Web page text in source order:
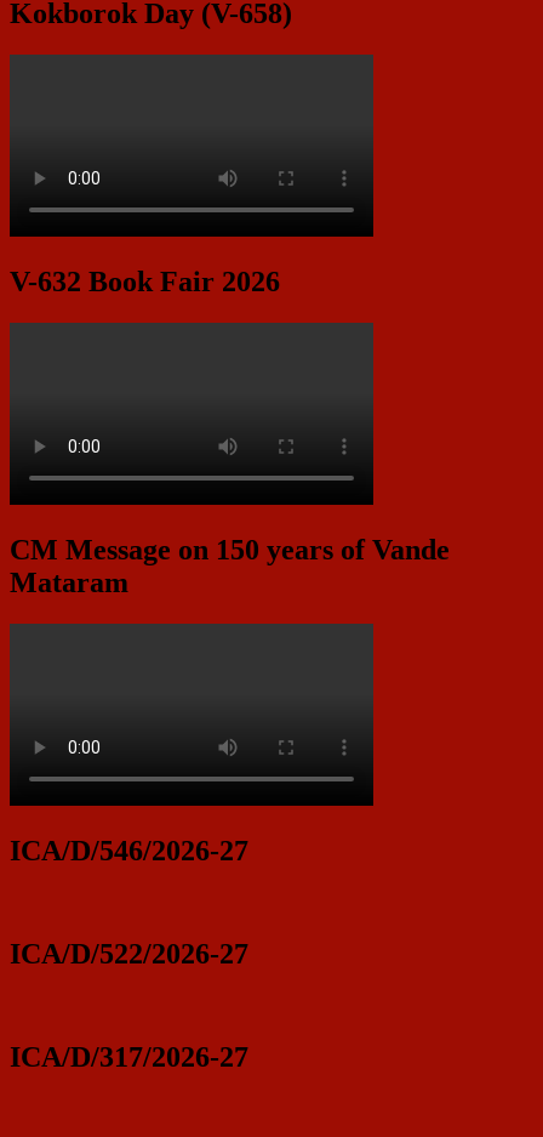
Kokborok Day (V-658)
V-632 Book Fair 2026
CM Message on 150 years of Vande
Mataram
ICA/D/546/2026-27
ICA/D/522/2026-27
ICA/D/317/2026-27